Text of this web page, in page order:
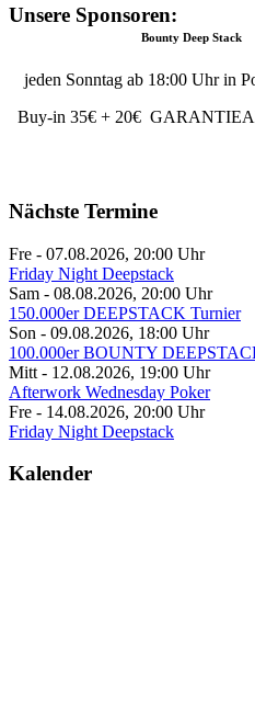
Bounty Deep Stack
jeden Sonntag ab 18:00 Uhr in
Buy-in 35€ + 20€
Unsere Sponsoren:
Nächste Termine
Fre - 07.08.2026, 20:00 Uhr
Friday Night Deepstack
Sam - 08.08.2026, 20:00 Uhr
150.000er DEEPSTACK Turnier
Son - 09.08.2026, 18:00 Uhr
100.000er BOUNTY
Mitt - 12.08.2026, 19:00 Uhr
Afterwork Wednesday Poker
Fre - 14.08.2026, 20:00 Uhr
Friday Night Deepstack
Kalender